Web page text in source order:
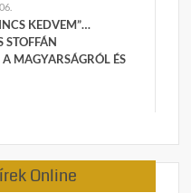
KEDVEM”…
STOFFÁN
A MAGYARSÁGRÓL ÉS
Online